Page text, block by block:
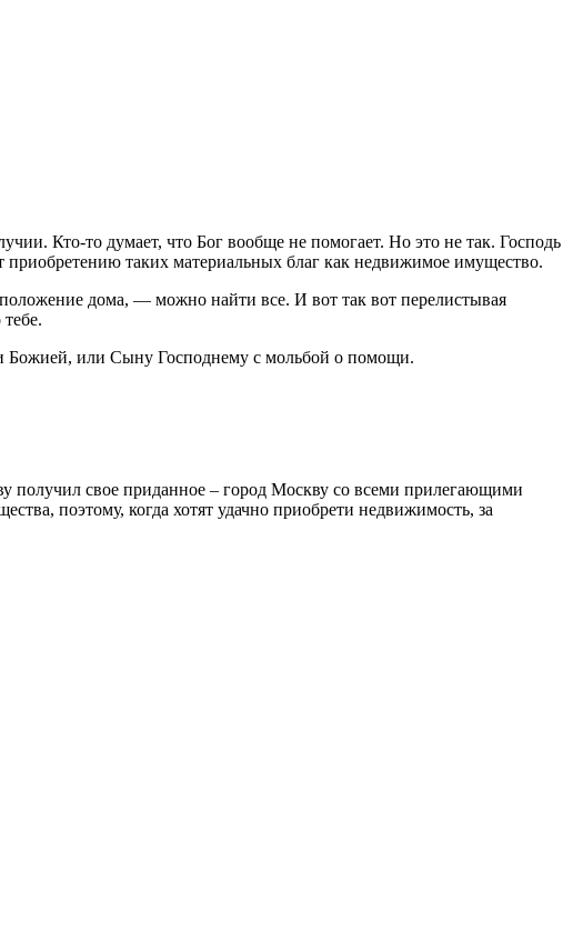
Кто-то думает, что Бог вообще не помогает. Но это не так. Господь
таких материальных благ как недвижимое имущество.
дома, — можно найти все. И вот так вот перелистывая
Божией, или Сыну Господнему с мольбой о помощи.
получил свое приданное – город Москву со всеми прилегающими
поэтому, когда хотят удачно приобрети недвижимость, за